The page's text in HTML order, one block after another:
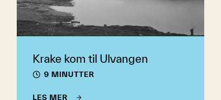
Krake kom til Ulvangen
9 MINUTTER
LES MER